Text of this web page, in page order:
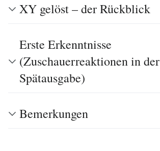
XY gelöst – der Rückblick
Erste Erkenntnisse
(Zuschauerreaktionen in der
Spätausgabe)
Bemerkungen